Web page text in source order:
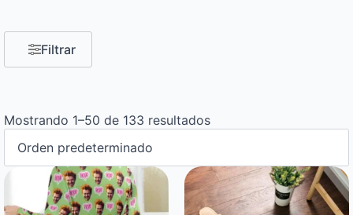
Filtrar
Mostrando 1–50 de 133 resultados